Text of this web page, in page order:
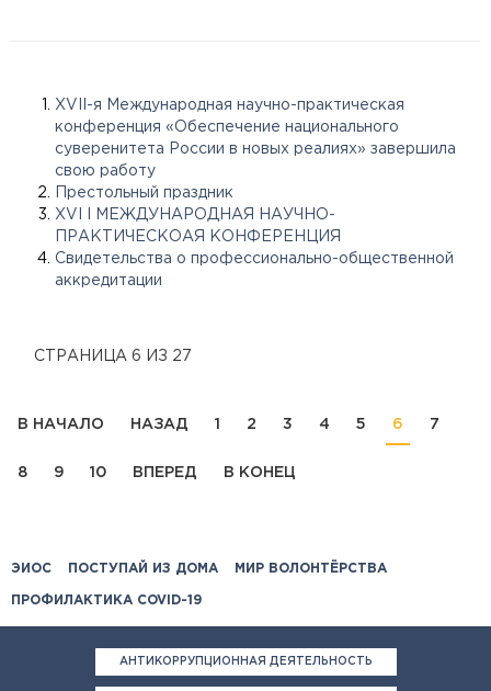
XVII-я Международная научно-практическая
конференция «Обеспечение национального
суверенитета России в новых реалиях» завершила
свою работу
Престольный праздник
XVI I МЕЖДУНАРОДНАЯ НАУЧНО-
ПРАКТИЧЕСКОАЯ КОНФЕРЕНЦИЯ
Свидетельства о профессионально-общественной
аккредитации
СТРАНИЦА 6 ИЗ 27
В НАЧАЛО НАЗАД 1 2 3 4 5 6 7
8 9 10 ВПЕРЕД В КОНЕЦ
ЭИОС ПОСТУПАЙ ИЗ ДОМА МИР ВОЛОНТЁРСТВА
ПРОФИЛАКТИКА COVID-19
АНТИКОРРУПЦИОННАЯ ДЕЯТЕЛЬНОСТЬ